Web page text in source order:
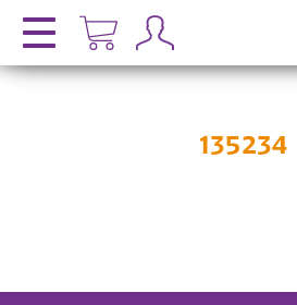
135234